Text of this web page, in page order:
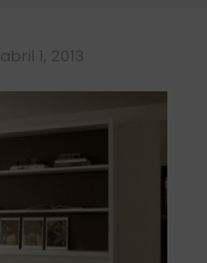
abril 1, 2013